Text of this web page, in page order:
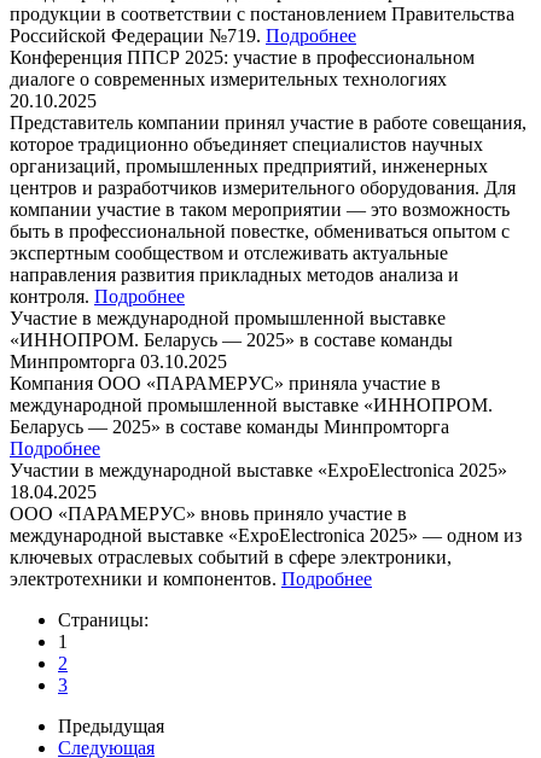
продукции в соответствии с постановлением Правительства
Российской Федерации №719. Подробнее
Конференция ППСР 2025: участие в профессиональном
диалоге о современных измерительных технологиях
20.10.2025
Представитель компании принял участие в работе совещания,
которое традиционно объединяет специалистов научных
организаций, промышленных предприятий, инженерных
центров и разработчиков измерительного оборудования. Для
компании участие в таком мероприятии — это возможность
быть в профессиональной повестке, обмениваться опытом с
экспертным сообществом и отслеживать актуальные
направления развития прикладных методов анализа и
контроля. Подробнее
Участие в международной промышленной выставке
«ИННОПРОМ. Беларусь — 2025» в составе команды
Минпромторга 03.10.2025
Компания ООО «ПАРАМЕРУС» приняла участие в
международной промышленной выставке «ИННОПРОМ.
Беларусь — 2025» в составе команды Минпромторга
Подробнее
Участии в международной выставке «ExpoElectronica 2025»
18.04.2025
ООО «ПАРАМЕРУС» вновь приняло участие в
международной выставке «ExpoElectronica 2025» — одном из
ключевых отраслевых событий в сфере электроники,
электротехники и компонентов. Подробнее
Страницы:
1
2
3
Предыдущая
Следующая